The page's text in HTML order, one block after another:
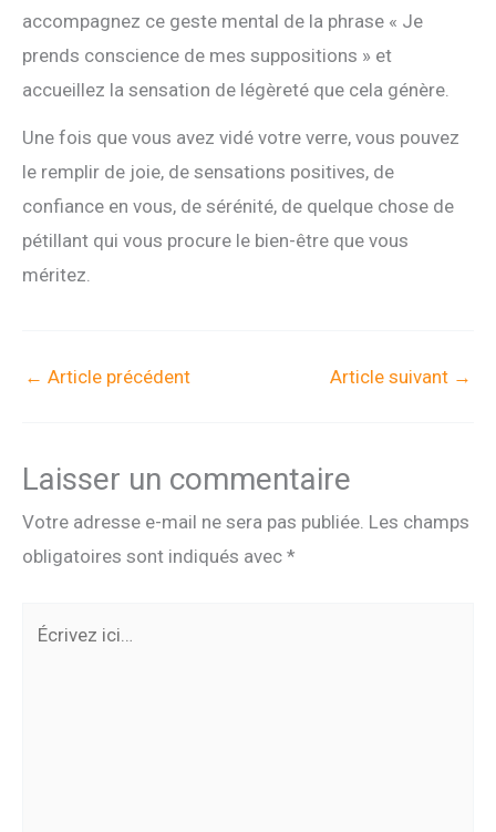
accompagnez ce geste mental de la phrase « Je
prends conscience de mes suppositions » et
accueillez la sensation de légèreté que cela génère.
Une fois que vous avez vidé votre verre, vous pouvez
le remplir de joie, de sensations positives, de
confiance en vous, de sérénité, de quelque chose de
pétillant qui vous procure le bien-être que vous
méritez.
← Article précédent Article suivant →
Laisser un commentaire
Votre adresse e-mail ne sera pas publiée. Les champs
obligatoires sont indiqués avec *